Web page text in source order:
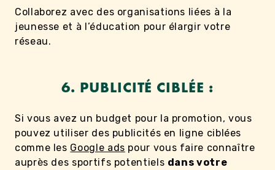
Collaborez avec des organisations liées à la
jeunesse et à l’éducation pour élargir votre
réseau.
6. PUBLICITÉ CIBLÉE :
Si vous avez un budget pour la promotion, vous
pouvez utiliser des publicités en ligne ciblées
comme les Google ads pour vous faire connaître
auprès des sportifs potentiels dans votre